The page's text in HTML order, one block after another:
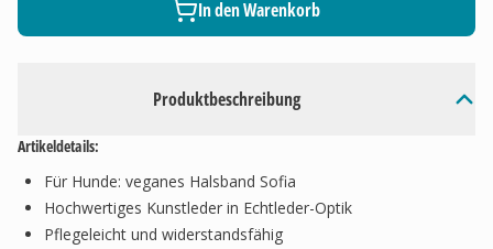
Produktbeschreibung
Artikeldetails:
Für Hunde: veganes Halsband Sofia
Hochwertiges Kunstleder in Echtleder-Optik
Pflegeleicht und widerstandsfähig
In den Warenkorb